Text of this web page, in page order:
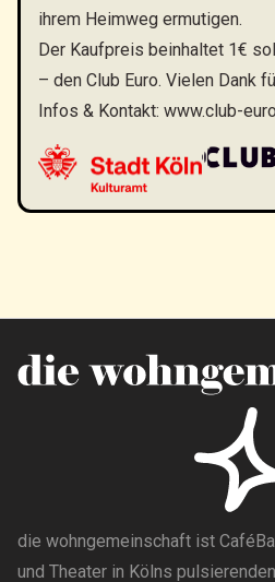
ihrem Heimweg ermutigen.
Der Kaufpreis beinhaltet 1€
– den Club Euro. Vielen Dank
Infos & Kontakt: www.club-
die wohngemeinschaft ist
und Theater in Kölns